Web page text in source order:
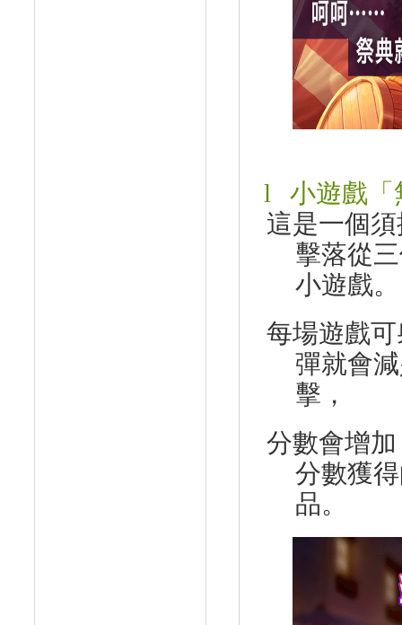
l
小遊戲「
這是一個
擊落從
小遊戲。
每場遊戲
彈就會
擊，
分數會增
分數獲
品。